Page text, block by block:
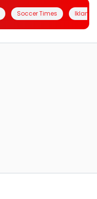
Soccer Times Iklanin